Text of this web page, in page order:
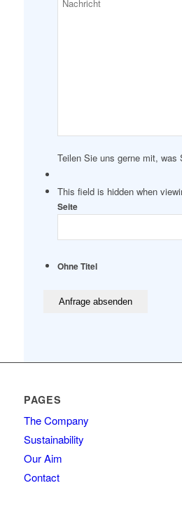
Teilen Sie uns gerne mit, was
This field is hidden when
Seite
Ohne Titel
PAGES
The Company
Sustainability
Our Aim
Contact